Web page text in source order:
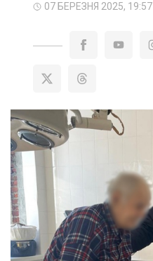
07 БЕРЕЗНЯ 2025, 19:57